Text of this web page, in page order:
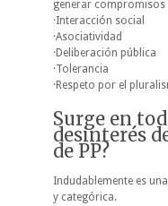
generar
·Interacción social
·Asociatividad
·Deliberación pública
·Tolerancia
·Respeto por el
Surge en
desinterés
de PP?
Indudablemente es
y categórica.